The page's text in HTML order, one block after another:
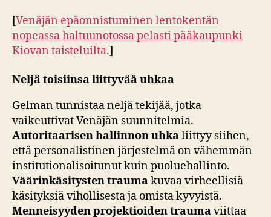
[Venäjän epäonnistuminen lentokentän
nopeassa haltuunotossa pelasti pääkaupunki
Kiovan taisteluilta.]
Neljä toisiinsa liittyvää uhkaa
Gelman tunnistaa neljä tekijää, jotka
vaikeuttivat Venäjän suunnitelmia.
Autoritaarisen hallinnon uhkaliittyy siihen,
että personalistinen järjestelmä on vähemmän
institutionalisoitunut kuin puoluehallinto.
Väärinkäsitysten traumakuvaa virheellisiä
käsityksiä vihollisesta ja omista kyvyistä.
Menneisyyden projektioiden traumaviittaa